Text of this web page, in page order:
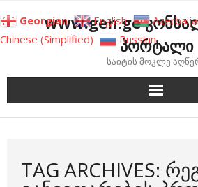
to
content
www.gen.ge
პორტალი
საიტის მოკლე
TAG ARCHIVES:
Georgian English
Chinese (Simplified)
Russian